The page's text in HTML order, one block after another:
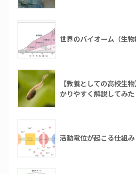
世界のバイオーム（生
【教養としての高校生
かりやすく解説してみた
活動電位が起こる仕組み